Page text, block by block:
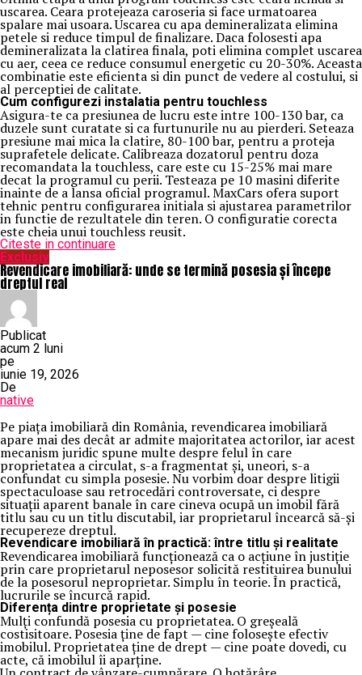
uscarea. Ceara protejeaza caroseria si face urmatoarea
spalare mai usoara. Uscarea cu apa demineralizata elimina
petele si reduce timpul de finalizare. Daca folosesti apa
demineralizata la clatirea finala, poti elimina complet uscarea
cu aer, ceea ce reduce consumul energetic cu 20-30%. Aceasta
combinatie este eficienta si din punct de vedere al costului, si
al perceptiei de calitate.
Cum configurezi instalatia pentru touchless
Asigura-te ca presiunea de lucru este intre 100-130 bar, ca
duzele sunt curatate si ca furtunurile nu au pierderi. Seteaza
presiune mai mica la clatire, 80-100 bar, pentru a proteja
suprafetele delicate. Calibreaza dozatorul pentru doza
recomandata la touchless, care este cu 15-25% mai mare
decat la programul cu perii. Testeaza pe 10 masini diferite
inainte de a lansa oficial programul. MaxCars ofera suport
tehnic pentru configurarea initiala si ajustarea parametrilor
in functie de rezultatele din teren. O configuratie corecta
este cheia unui touchless reusit.
Citeste in continuare
Exclusiv
Revendicare imobiliară: unde se termină posesia și începe
dreptul real
Publicat
acum 2 luni
pe
iunie 19, 2026
De
native
Pe piața imobiliară din România, revendicarea imobiliară
apare mai des decât ar admite majoritatea actorilor, iar acest
mecanism juridic spune multe despre felul în care
proprietatea a circulat, s-a fragmentat și, uneori, s-a
confundat cu simpla posesie. Nu vorbim doar despre litigii
spectaculoase sau retrocedări controversate, ci despre
situații aparent banale în care cineva ocupă un imobil fără
titlu sau cu un titlu discutabil, iar proprietarul încearcă să-și
recupereze dreptul.
Revendicare imobiliară în practică: între titlu și realitate
Revendicarea imobiliară funcționează ca o acțiune în justiție
prin care proprietarul neposesor solicită restituirea bunului
de la posesorul neproprietar. Simplu în teorie. În practică,
lucrurile se încurcă rapid.
Diferența dintre proprietate și posesie
Mulți confundă posesia cu proprietatea. O greșeală
costisitoare. Posesia ține de fapt — cine folosește efectiv
imobilul. Proprietatea ține de drept — cine poate dovedi, cu
acte, că imobilul îi aparține.